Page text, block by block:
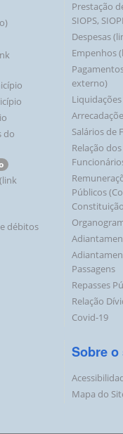
do
débitos
Prestação
SIOPS,
Despesas
Empenhos
externo)
Salários de
Relação
Públicos
Passagens
Repasses
Relação
Covid-19
Sobre o
Mapa do